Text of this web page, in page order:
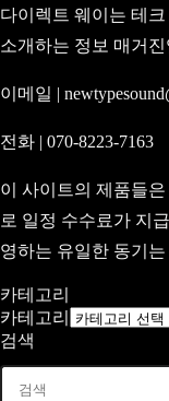
다이렉트 웨이는 테
소개하는 정보 매거
이메일 |
전화 | 070-8223-7163
이 사이트의 제품들은
로 일정 수수료가 지
영하는 유일한 동기
카테고리
카테고리
검색